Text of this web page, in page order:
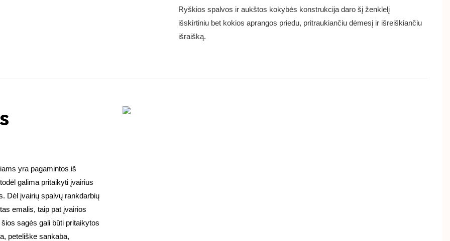
Ryškios spalvos ir aukštos kokybės konstrukcija daro šį ženklelį
išskirtiniu bet kokios aprangos priedu, pritraukiančiu dėmesį ir išreiškiančiu
išraišką.
yra pagamintos iš
galima pritaikyti įvairius
Dėl įvairių spalvų rankdarbių
emalis, taip pat įvairios
sagės gali būti pritaikytos
peteliške sankaba,